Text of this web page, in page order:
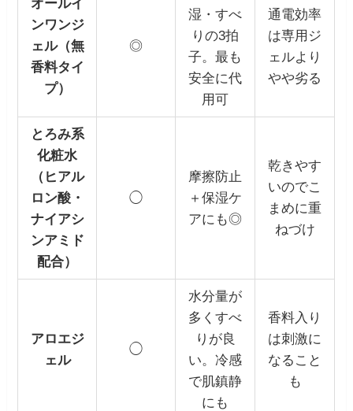
オールイ
ンワンジ
ェル（無
香料タイ
プ）
◎
湿・すべ
りの3拍
子。最も
安全に代
用可
通電効率
は専用ジ
ェルより
やや劣る
とろみ系
化粧水
（ヒアル
ロン酸・
ナイアシ
ンアミド
配合）
◯
摩擦防止
＋保湿ケ
アにも◎
乾きやす
いのでこ
まめに重
ねづけ
アロエジ
ェル
◯
水分量が
多くすべ
りが良
い。冷感
で肌鎮静
にも
香料入り
は刺激に
なること
も